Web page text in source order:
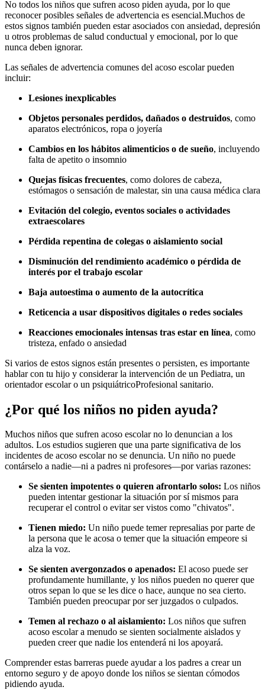
No todos los niños que sufren acoso piden ayuda, por lo que
reconocer posibles señales de advertencia es esencial.Muchos de
estos signos también pueden estar asociados con ansiedad, depresión
u otros problemas de salud conductual y emocional, por lo que
nunca deben ignorar.
Las señales de advertencia comunes del acoso escolar pueden
incluir:
Lesiones inexplicables
Objetos personales perdidos, dañados o destruidos, como
aparatos electrónicos, ropa o joyería
Cambios en los hábitos alimenticios o de sueño, incluyendo
falta de apetito o insomnio
Quejas físicas frecuentes, como dolores de cabeza,
estómagos o sensación de malestar, sin una causa médica clara
Evitación del colegio, eventos sociales o actividades
extraescolares
Pérdida repentina de colegas o aislamiento social
Disminución del rendimiento académico o pérdida de
interés por el trabajo escolar
Baja autoestima o aumento de la autocrítica
Reticencia a usar dispositivos digitales o redes sociales
Reacciones emocionales intensas tras estar en línea, como
tristeza, enfado o ansiedad
Si varios de estos signos están presentes o persisten, es importante
hablar con tu hijo y considerar la intervención de un Pediatra, un
orientador escolar o un psiquiátricoProfesional sanitario.
¿Por qué los niños no piden ayuda?
Muchos niños que sufren acoso escolar no lo denuncian a los
adultos. Los estudios sugieren que una parte significativa de los
incidentes de acoso escolar no se denuncia. Un niño no puede
contárselo a nadie—ni a padres ni profesores—por varias razones:
Se sienten impotentes o quieren afrontarlo solos: Los niños
pueden intentar gestionar la situación por sí mismos para
recuperar el control o evitar ser vistos como "chivatos".
Tienen miedo: Un niño puede temer represalias por parte de
la persona que le acosa o temer que la situación empeore si
alza la voz.
Se sienten avergonzados o apenados: El acoso puede ser
profundamente humillante, y los niños pueden no querer que
otros sepan lo que se les dice o hace, aunque no sea cierto.
También pueden preocupar por ser juzgados o culpados.
Temen al rechazo o al aislamiento: Los niños que sufren
acoso escolar a menudo se sienten socialmente aislados y
pueden creer que nadie los entenderá ni los apoyará.
Comprender estas barreras puede ayudar a los padres a crear un
entorno seguro y de apoyo donde los niños se sientan cómodos
pidiendo ayuda.